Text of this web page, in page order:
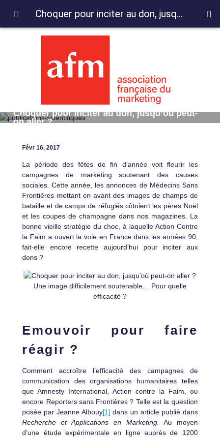
Choquer pour inciter au don, jusqu’où peut-
on aller ?
Févr 16, 2017
La période des fêtes de fin d’année voit fleurir les
campagnes de marketing soutenant des causes
sociales. Cette année, les annonces de Médecins Sans
Frontières mettant en avant des images de champs de
bataille et de camps de réfugiés côtoient les pères Noël
et les coupes de champagne dans nos magazines. La
bonne vieille stratégie du choc, à laquelle Action Contre
la Faim a ouvert la voie en France dans les années 90,
fait-elle encore recette aujourd’hui pour inciter aux
dons ?
Une image difficilement soutenable… Pour quelle
efficacité ?
Emouvoir pour faire
réagir ?
Comment accroître l’efficacité des campagnes de
communication des organisations humanitaires telles
que Amnesty International, Action contre la Faim, ou
encore Reporters sans Frontières ? Telle est la question
posée par Jeanne Albouy[1] dans un article publié dans
Recherche et Applications en Marketing.
Au moyen
d’une étude expérimentale en ligne auprès de 1200
Choquer pour inciter au don, jusqu’où peut-on aller ?